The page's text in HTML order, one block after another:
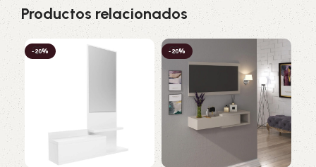
Productos relacionados
-20% -20% -